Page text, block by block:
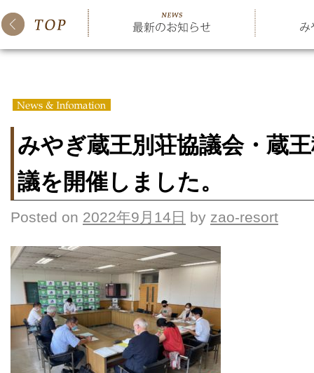
みやぎ蔵王別荘協議会・蔵
議を開催しました。
Posted on 2022年9月14日 by zao-resort